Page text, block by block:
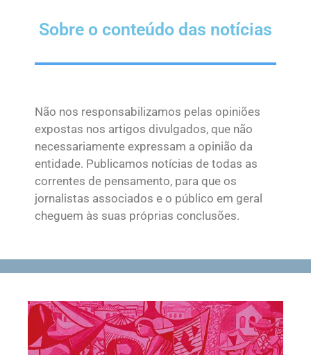
Sobre o conteúdo das notícias
Não nos responsabilizamos pelas opiniões
expostas nos artigos divulgados, que não
necessariamente expressam a opinião da
entidade. Publicamos notícias de todas as
correntes de pensamento, para que os
jornalistas associados e o público em geral
cheguem às suas próprias conclusões.